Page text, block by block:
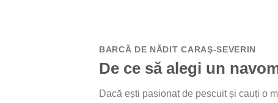
BARCĂ DE NĂDIT CARAŞ-SEVERIN
De ce să alegi un
Dacă ești pasionat de pescuit și cauți o